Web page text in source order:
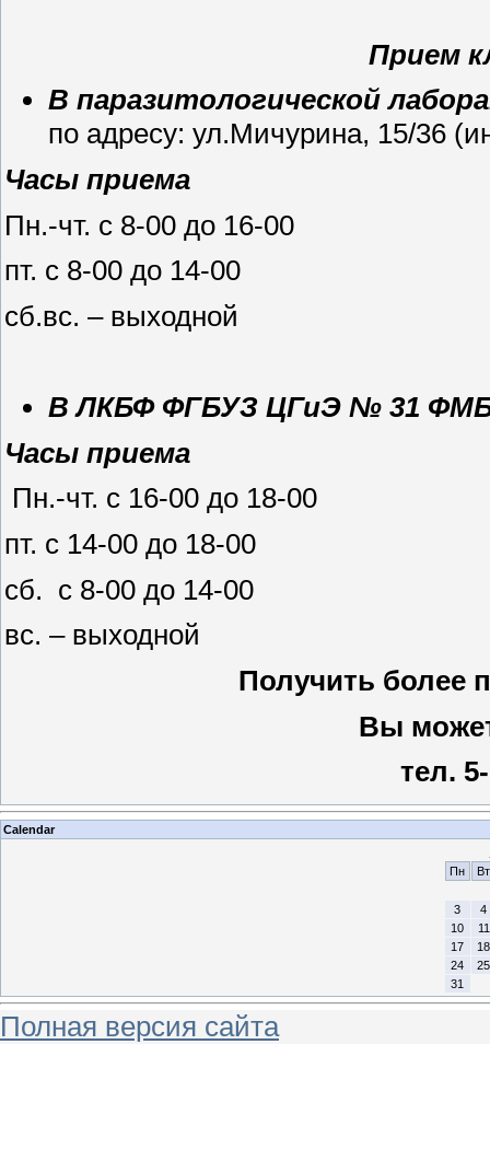
Прием
В паразитологической
по адресу: ул.Мичурина, 15/36
Часы приема
Пн.-чт. с 8-00 до 16-00
пт. с 8-00 до 14-00
сб.вс. – выходной
В ЛКБФ ФГБУЗ ЦГиЭ № 31
Часы приема
Пн.-чт. с 16-00 до 18-00
пт. с 14-00 до 18-00
сб. с 8-00 до 14-00
вс. – выходной
Получить
Вы
тел.
Calendar
Пн
Вт
3
4
10
11
17
18
24
25
31
Полная версия сайта